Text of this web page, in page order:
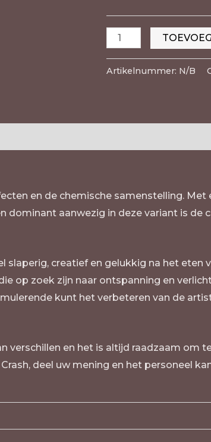
Artikelnummer: N/B
en de chemische samenstelling. Met
dominant aanwezig in deze variant is
creatief en gelukkig na het eten
op zoek zijn naar ontspanning en
kunt het verbeteren van de
verschillen en het is altijd raadzaam om
deel uw mening en het personeel